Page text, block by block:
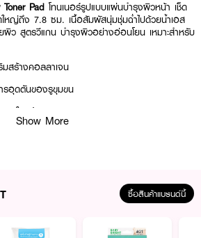
Pad โทนเนอร์รูปแบบแผ่นบำรุงผิวหน้า เช็ด
ดใหญ่ถึง 7.8 ซม. เนื้อสัมผัสนุ่มชุ่มฉ่ำไปด้วยน้ำเอส
ผิว สูตรวีแกน บำรุงผิวอย่างอ่อนโยน เหมาะสำหรับ
มสร้างคอลลาเจน
รอุดตันของรูขุมขน
นใบหน้า
Show More
ซื้อสินค้าแบรนด์นี้